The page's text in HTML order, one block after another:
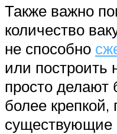
Также важно
количество
не способно
или
просто
более